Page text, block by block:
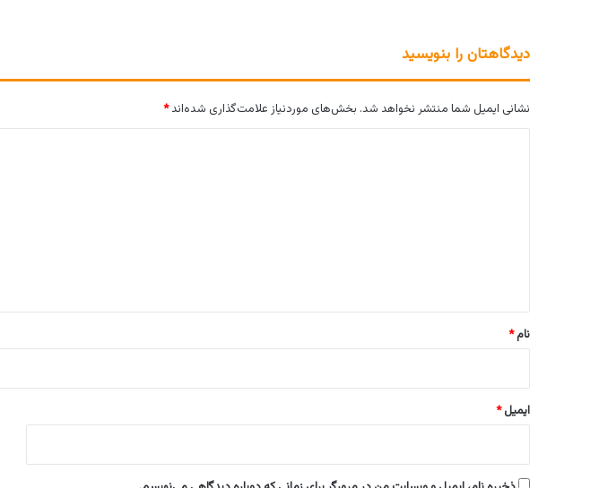
دیدگاهتان را بنویسید
نشانی ایمیل شما منتشر نخواهد شد. بخش‌های موردنیاز علامت‌گذاری شده‌اند*
نام*
ایمیل*